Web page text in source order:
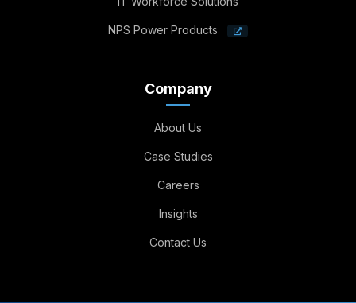
NPS Power Products
Company
About Us
Case Studies
Careers
Insights
Contact Us